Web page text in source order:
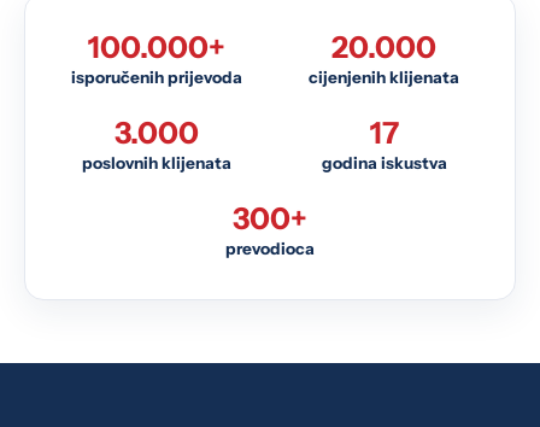
100.000+
isporučenih prijevoda
20.000
cijenjenih klijenata
3.000
poslovnih klijenata
17
godina iskustva
300+
prevodioca